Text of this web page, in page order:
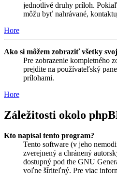
jednotlivé druhy príloh.
môžu byť nahrávané,
Hore
Ako si môžem zobraziť všetky
Pre zobrazenie kompletného
prejdite na používateľský
prílohami.
Hore
Záležitosti okolo
Kto napísal tento program?
Tento software (v jeho
zverejnený a chránený
dostupný pod the GNU
voľne šíriteľný. Pre viac